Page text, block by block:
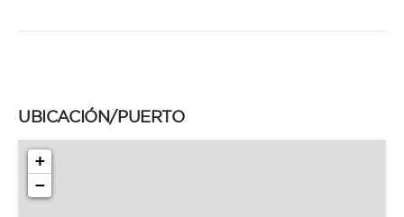
UBICACIÓN/PUERTO
+
−